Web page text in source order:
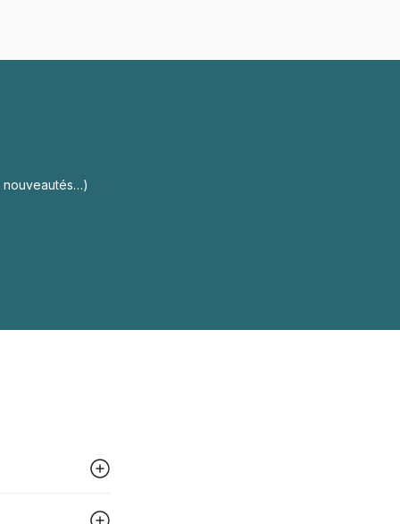
nouveautés…)